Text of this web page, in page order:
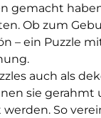
gemacht
Ob zum
– ein Puzzle
auch als
sie gerahmt
So